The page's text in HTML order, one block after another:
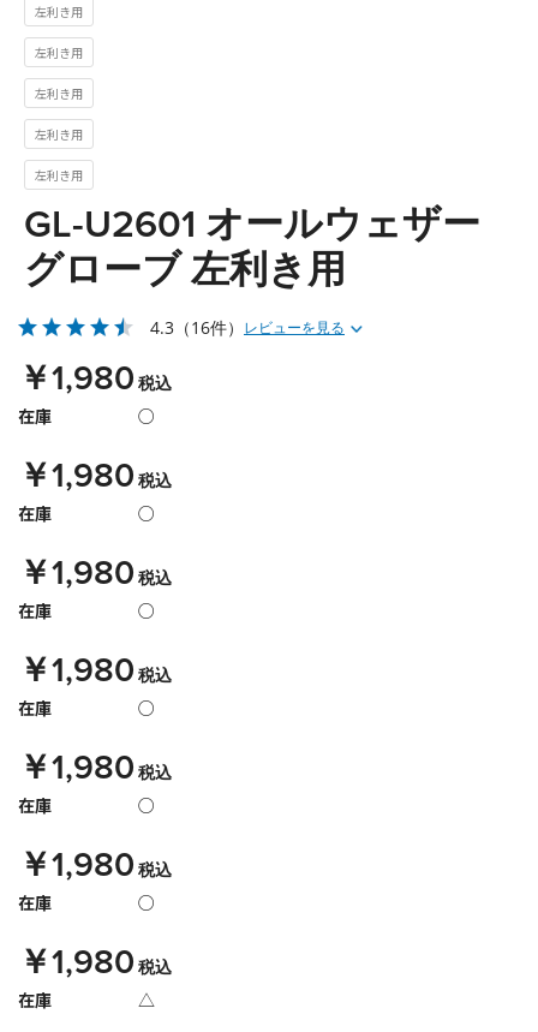
GL-U2601 オールウェザー
グローブ 左利き用
左利き用
左利き用
左利き用
左利き用
左利き用
￥1,980税込
在庫 ○
￥1,980税込
在庫 ○
￥1,980税込
在庫 ○
￥1,980税込
在庫 ○
￥1,980税込
在庫 ○
￥1,980税込
在庫 ○
￥1,980税込
在庫 △
4.3 （16件） レビューを見る